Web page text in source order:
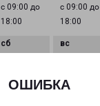
ОШИБКА
с 09:00 до
18:00
с 09:00 до
18:00
15:00